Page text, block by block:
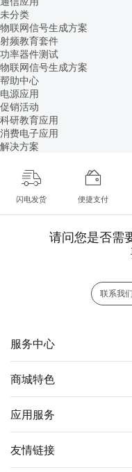
未分类
物联网信号生成方案
射频教育套件
功率器件测试
物联网信号生成方案
帮助中心
电源应用
促销活动
科研教育应用
消费电子应用
解决方案
闪电发货 便捷支付
请问您是否需
联系我们
服务中心
商城特色
应用服务
友情链接